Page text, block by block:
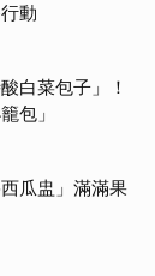
動
白菜包子」！
包」
瓜盅」滿滿果